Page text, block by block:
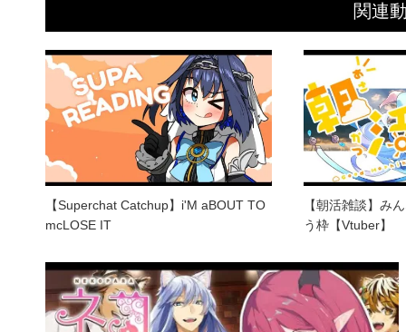
関連
【Superchat Catchup】i'M aBOUT TO
mcLOSE IT
【朝活雑談】み
う枠【Vtuber】